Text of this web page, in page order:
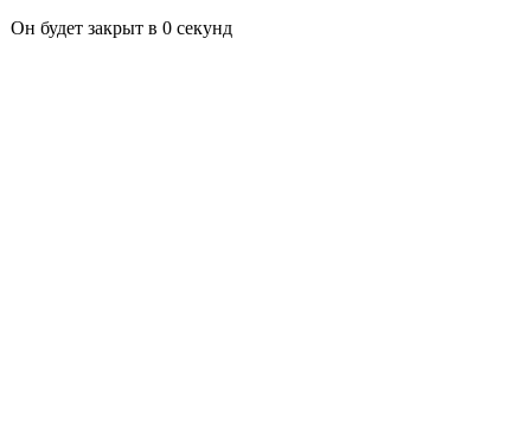
Он будет закрыт в 0 секунд